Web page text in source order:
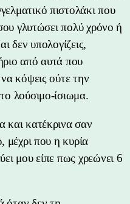
πιστολάκι που
γλυτώσει πολύ χρόνο ή
δεν υπολογίζεις,
από αυτά που
κόψεις ούτε την
λούσιμο-ίσιωμα.
και κατέκρινα σαν
μέχρι που η κυρία
μου είπε πως χρεώνει 6